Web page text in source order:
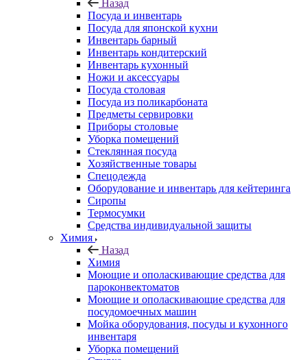
Назад
Посуда и инвентарь
Посуда для японской кухни
Инвентарь барный
Инвентарь кондитерский
Инвентарь кухонный
Ножи и аксессуары
Посуда столовая
Посуда из поликарбоната
Предметы сервировки
Приборы столовые
Уборка помещений
Стеклянная посуда
Хозяйственные товары
Спецодежда
Оборудование и инвентарь для кейтеринга
Сиропы
Термосумки
Средства индивидуальной защиты
Химия
Назад
Химия
Моющие и ополаскивающие средства для
пароконвектоматов
Моющие и ополаскивающие средства для
посудомоечных машин
Мойка оборудования, посуды и кухонного
инвентаря
Уборка помещений